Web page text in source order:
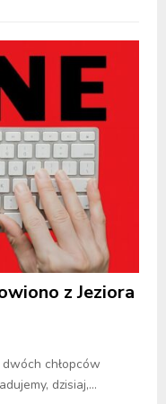
z Jeziora
chłopców
dzisiaj,...